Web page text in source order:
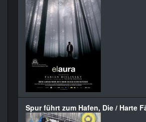
Spur führt zum Hafen, Die / Harte